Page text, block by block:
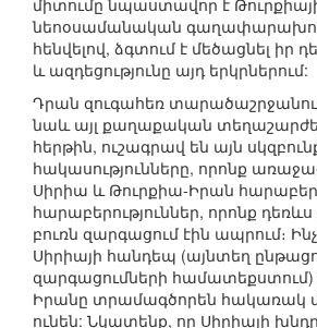
միտումը նպաստավոր է
նեոօսամանական
հենվելով, ձգտում է մեծացնել իր
և ազդեցությունը այդ երկրներում:
Դրան զուգահեռ
նաև այլ քաղաքական
հերթին, ուշագրավ են այն
հակասությունները, որոնք
Սիրիա և Թուրքիա-Իրան
հարաբերություններ, որոնք
բուռն զարգացում էին ապրում։
Սիրիայի հանդեպ (այնտեղ
զարգացումների համատեքստում)
Իրանը տրամագծորեն հակառակ
ունեն: Նկատենք, որ Սիրիայի